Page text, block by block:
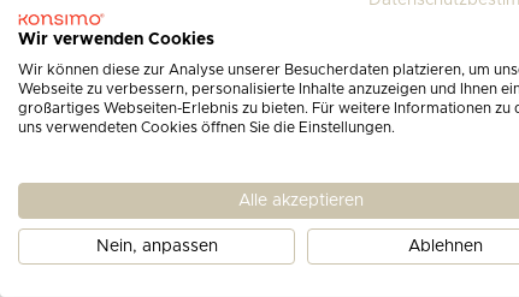
Derzeit
Wir verwenden Cookies
Wir können diese zur Analyse unserer Besucherdaten platzieren, um
Webseite zu verbessern, personalisierte Inhalte anzuzeigen und Ihnen
großartiges Webseiten-Erlebnis zu bieten. Für weitere Informationen zu
uns verwendeten Cookies öffnen Sie die Einstellungen.
Alle akzeptieren
Nein, anpassen Ablehnen